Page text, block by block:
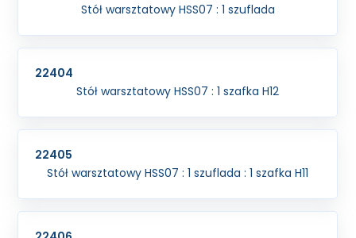
Stół warsztatowy HSS07 : 1 szuflada
22404
Stół warsztatowy HSS07 : 1 szafka H12
22405
Stół warsztatowy HSS07 : 1 szuflada : 1 szafka H11